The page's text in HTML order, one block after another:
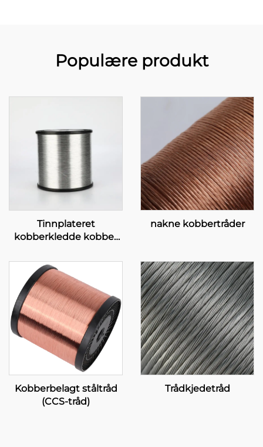
Populære produkt
Tinnplateret
kobberkledde kobber
nakne kobbertråder
Kobberbelagt ståltråd
(CCS-tråd)
Trådkjedetråd